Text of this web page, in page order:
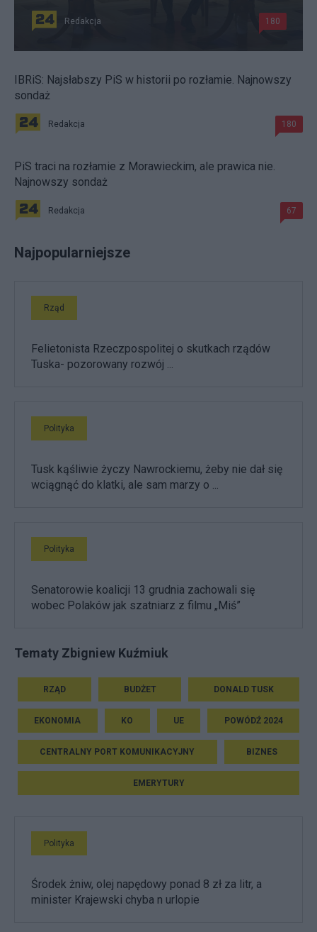
Redakcja 180
IBRiS: Najsłabszy PiS w historii po rozłamie. Najnowszy
sondaż
Redakcja 180
PiS traci na rozłamie z Morawieckim, ale prawica nie.
Najnowszy sondaż
Redakcja 67
Najpopularniejsze
Rząd
Felietonista Rzeczpospolitej o skutkach rządów
Tuska- pozorowany rozwój ...
Polityka
Tusk kąśliwie życzy Nawrockiemu, żeby nie dał się
wciągnąć do klatki, ale sam marzy o ...
Polityka
Senatorowie koalicji 13 grudnia zachowali się
wobec Polaków jak szatniarz z filmu „Miś”
Tematy Zbigniew Kuźmiuk
RZĄD BUDŻET DONALD TUSK
EKONOMIA KO UE POWÓDŹ 2024
CENTRALNY PORT KOMUNIKACYJNY BIZNES
EMERYTURY
Polityka
Środek żniw, olej napędowy ponad 8 zł za litr, a
minister Krajewski chyba n urlopie